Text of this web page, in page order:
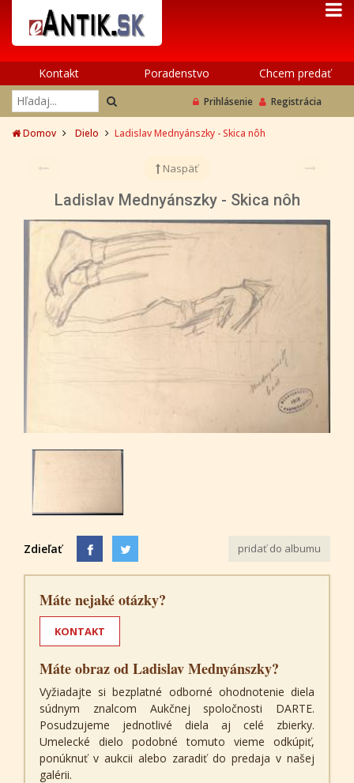
Kontakt Poradenstvo Chcem predať
Prihlásenie Registrácia
Domov Dielo Ladislav Mednyánszky - Skica nôh
Naspäť
Ladislav Mednyánszky - Skica nôh
Zdieľať pridať do albumu
Máte nejaké otázky?
KONTAKT
Máte obraz od Ladislav Mednyánszky?
Vyžiadajte si bezplatné odborné ohodnotenie diela
súdnym znalcom Aukčnej spoločnosti DARTE.
Posudzujeme jednotlivé diela aj celé zbierky.
Umelecké dielo podobné tomuto vieme odkúpiť,
ponúknuť v aukcii alebo zaradiť do predaja v našej
galérii.